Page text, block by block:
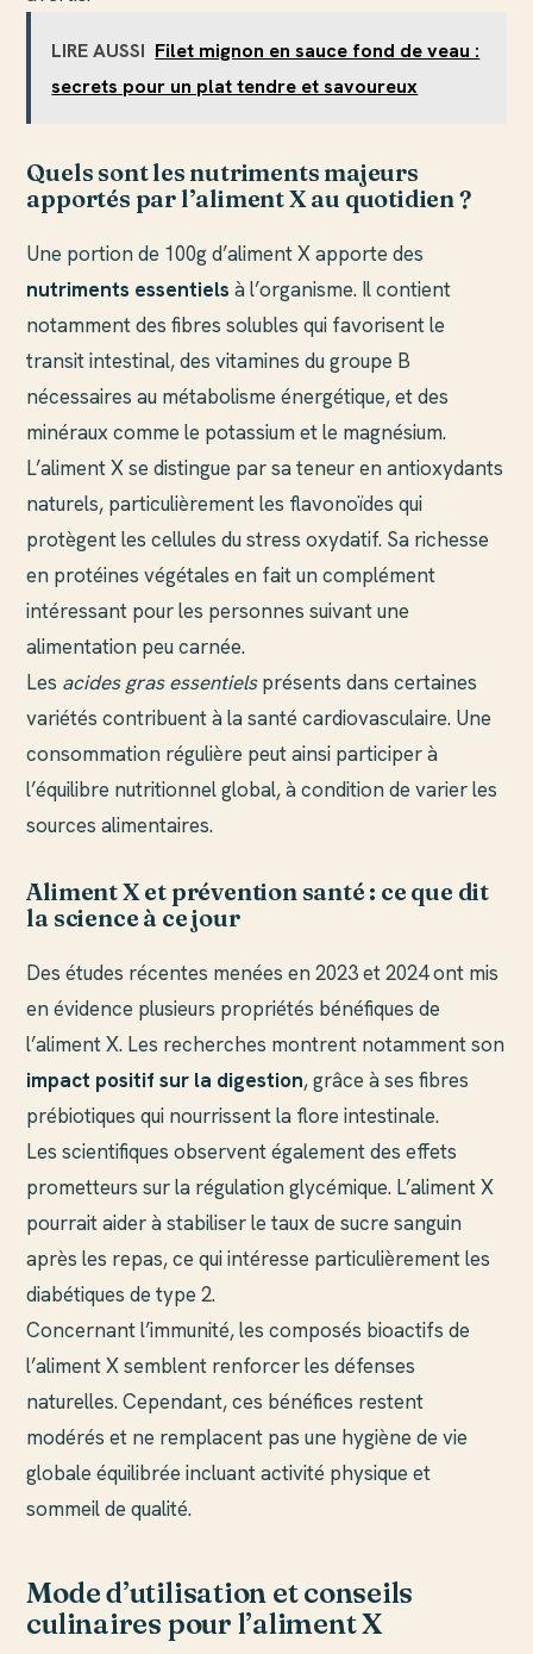
LIRE AUSSI Filet mignon en sauce fond de veau :
secrets pour un plat tendre et savoureux
Quels sont les nutriments majeurs
apportés par l’aliment X au quotidien ?
Une portion de 100g d’aliment X apporte des
nutriments essentiels à l’organisme. Il contient
notamment des fibres solubles qui favorisent le
transit intestinal, des vitamines du groupe B
nécessaires au métabolisme énergétique, et des
minéraux comme le potassium et le magnésium.
L’aliment X se distingue par sa teneur en antioxydants
naturels, particulièrement les flavonoïdes qui
protègent les cellules du stress oxydatif. Sa richesse
en protéines végétales en fait un complément
intéressant pour les personnes suivant une
alimentation peu carnée.
Les acides gras essentielsprésents dans certaines
variétés contribuent à la santé cardiovasculaire. Une
consommation régulière peut ainsi participer à
l’équilibre nutritionnel global, à condition de varier les
sources alimentaires.
Aliment X et prévention santé : ce que dit
la science à ce jour
Des études récentes menées en 2023 et 2024 ont mis
en évidence plusieurs propriétés bénéfiques de
l’aliment X. Les recherches montrent notamment son
impact positif sur la digestion, grâce à ses fibres
prébiotiques qui nourrissent la flore intestinale.
Les scientifiques observent également des effets
prometteurs sur la régulation glycémique. L’aliment X
pourrait aider à stabiliser le taux de sucre sanguin
après les repas, ce qui intéresse particulièrement les
diabétiques de type 2.
Concernant l’immunité, les composés bioactifs de
l’aliment X semblent renforcer les défenses
naturelles. Cependant, ces bénéfices restent
modérés et ne remplacent pas une hygiène de vie
globale équilibrée incluant activité physique et
sommeil de qualité.
Mode d’utilisation et conseils
culinaires pour l’aliment X